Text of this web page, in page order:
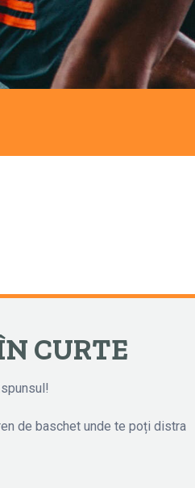
CURTE
de baschet unde te poți distra